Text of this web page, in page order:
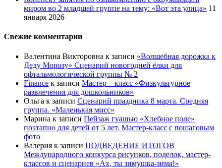
миром во 2 младшей группе на тему: «Вот эта улица» 11
января 2026
Свежие комментарии
Валентина Викторовна к записи «Волшебная дорожка к
Деду Морозу» Сценарий новогодней ёлки для
офтальмологической группы № 2
Finance к записи Мастер – класс «Физкультурное
развлечения для дошкольников»
Ольга к записи Сценарий праздника 8 марта. Средняя
группа. «Маленькая мисс»
Марина к записи Пейзаж гуашью «Хлебное поле»
поэтапно для детей от 5 лет. Мастер-класс с пошаговым
фото
Валерия к записи ПОДВЕДЕНИЕ ИТОГОВ
Международного конкурса рисунков, поделок, мастер-
классов и сценариев «Ах, ты зимушка-зима!»